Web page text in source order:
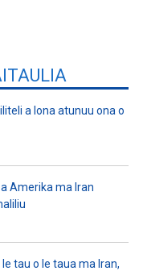
a lona atunuu ona o
Amerika ma Iran
tau o le taua ma Iran,